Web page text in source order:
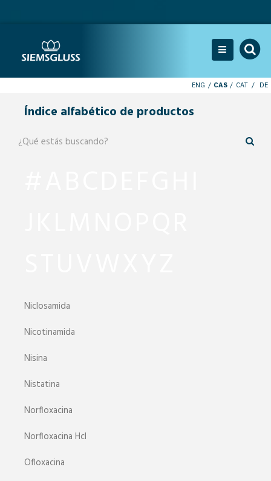
ENG CAS CAT DE
Índice alfabético de productos
Niclosamida
Nicotinamida
Nisina
Nistatina
Norfloxacina
Norfloxacina Hcl
Ofloxacina